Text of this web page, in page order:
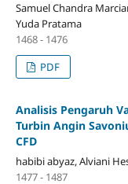
Samuel Chandra
Yuda Pratama
1468 - 1476
PDF
Analisis Pengaruh
Turbin Angin
CFD
habibi abyaz, Alviani
1477 - 1487